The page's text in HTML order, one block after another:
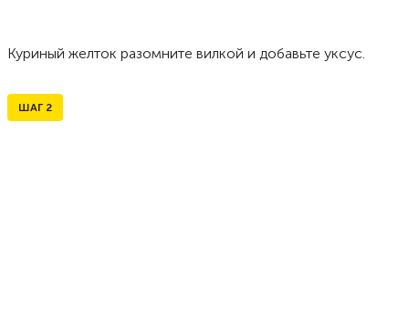
Куриный желток разомните вилкой и добавьте уксус.
ШАГ 2